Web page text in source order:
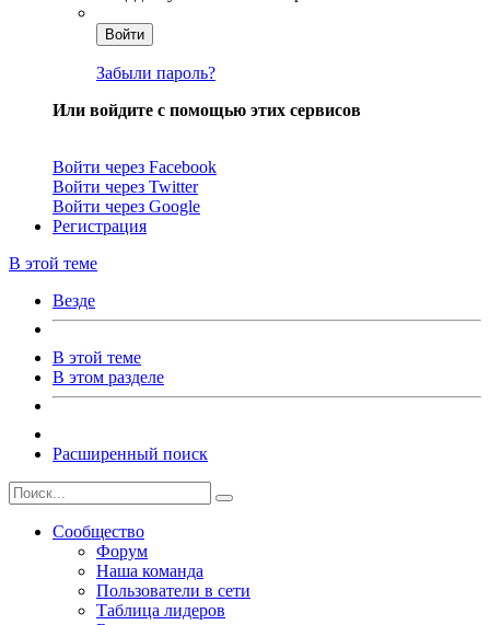
Войти
Забыли пароль?
Или войдите с помощью этих сервисов
Войти через Facebook
Войти через Twitter
Войти через Google
Регистрация
В этой теме
Везде
В этой теме
В этом разделе
Расширенный поиск
Сообщество
Форум
Наша команда
Пользователи в сети
Таблица лидеров